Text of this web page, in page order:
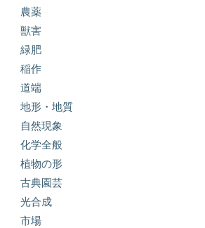
農薬
獣害
緑肥
稲作
道端
地形・地質
自然現象
化学全般
植物の形
古典園芸
光合成
市場